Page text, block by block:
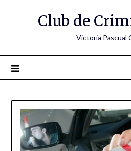
Club de
Victoria Pascual